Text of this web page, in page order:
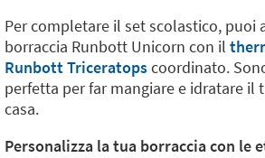
Per completare il set scolastico, puoi
borraccia Runbott Unicorn con il
Runbott Triceratopscoordinato.
perfetta per far mangiare e idratare il
casa.
Personalizza la tua borraccia con le